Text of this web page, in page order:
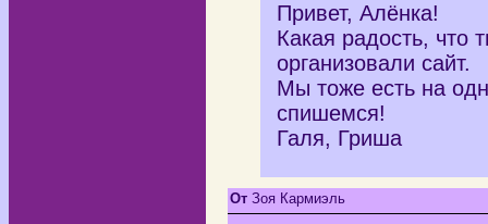
Привет, Алёнка!
Какая радость,
организовали сайт.
Мы тоже есть на
спишемся!
Галя, Гриша
От Зоя Кармиэль